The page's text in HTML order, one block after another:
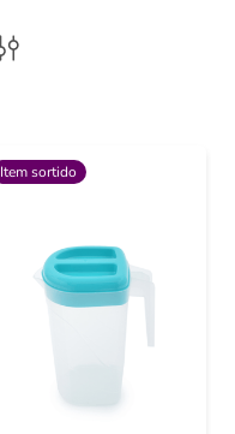
Item sortido